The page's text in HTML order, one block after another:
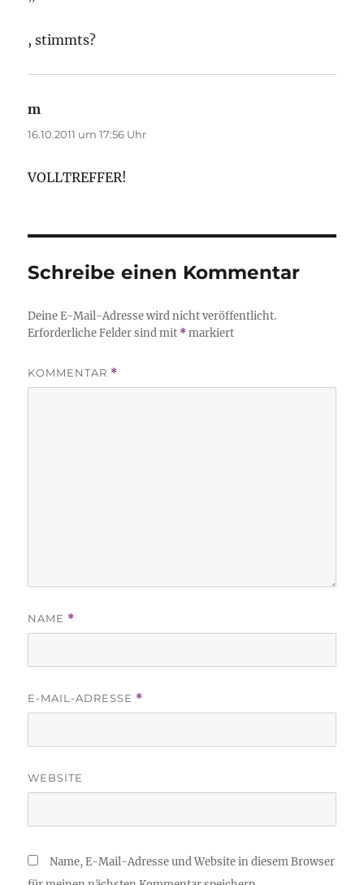
, stimmts?
m
16.10.2011 um 17:56 Uhr
VOLLTREFFER!
Schreibe einen Kommentar
Deine E-Mail-Adresse wird nicht veröffentlicht.
Erforderliche Felder sind mit *markiert
KOMMENTAR *
NAME *
E-MAIL-ADRESSE *
WEBSITE
Name, E-Mail-Adresse und Website in diesem Browser